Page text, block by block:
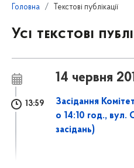
Головна Текстові публікації
Усі текстові
14 червня
13:59
Засідання
о 14:10 год., вул.
засідань)